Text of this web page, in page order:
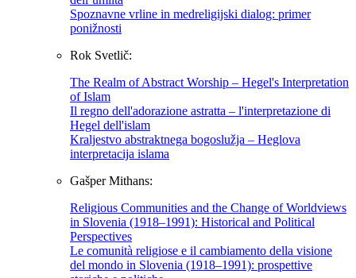
Spoznavne vrline in medreligijski dialog: primer
ponižnosti
Rok Svetlič:
The Realm of Abstract Worship – Hegel's Interpretation
of Islam
Il regno dell'adorazione astratta – l'interpretazione di
Hegel dell'islam
Kraljestvo abstraktnega bogoslužja – Heglova
interpretacija islama
Gašper Mithans:
Religious Communities and the Change of Worldviews
in Slovenia (1918–1991): Historical and Political
Perspectives
Le comunità religiose e il cambiamento della visione
del mondo in Slovenia (1918–1991): prospettive